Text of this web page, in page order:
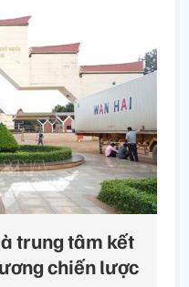
trung tâm kết
chiến lược